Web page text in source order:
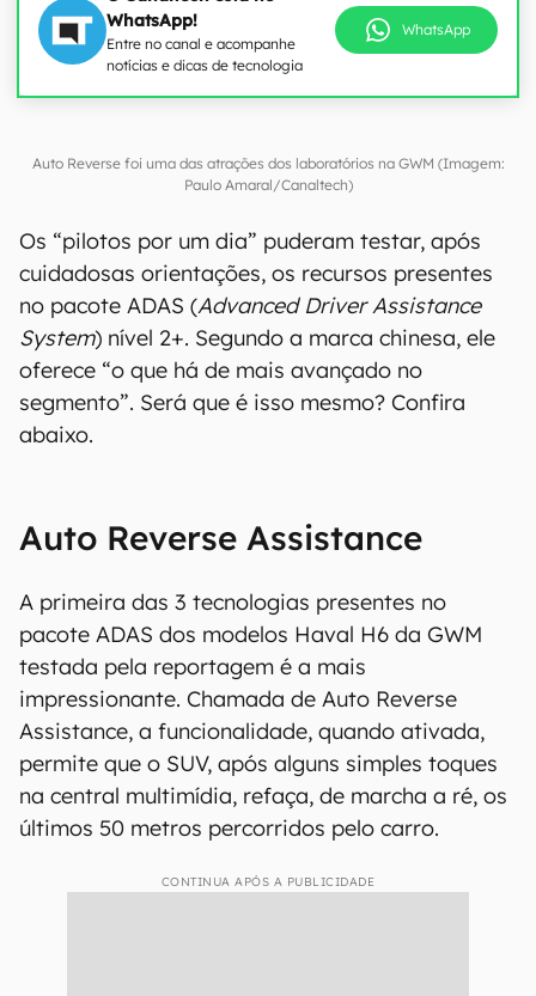
WhatsApp!
Entre no canal e acompanhe
notícias e dicas de tecnologia
WhatsApp
Auto Reverse foi uma das atrações dos laboratórios na GWM (Imagem:
Paulo Amaral/Canaltech)
Os “pilotos por um dia” puderam testar, após
cuidadosas orientações, os recursos presentes
no pacote ADAS (Advanced Driver Assistance
System) nível 2+. Segundo a marca chinesa, ele
oferece “o que há de mais avançado no
segmento”. Será que é isso mesmo? Confira
abaixo.
Auto Reverse Assistance
A primeira das 3 tecnologias presentes no
pacote ADAS dos modelos Haval H6 da GWM
testada pela reportagem é a mais
impressionante. Chamada de Auto Reverse
Assistance, a funcionalidade, quando ativada,
permite que o SUV, após alguns simples toques
na central multimídia, refaça, de marcha a ré, os
últimos 50 metros percorridos pelo carro.
CONTINUA APÓS A PUBLICIDADE